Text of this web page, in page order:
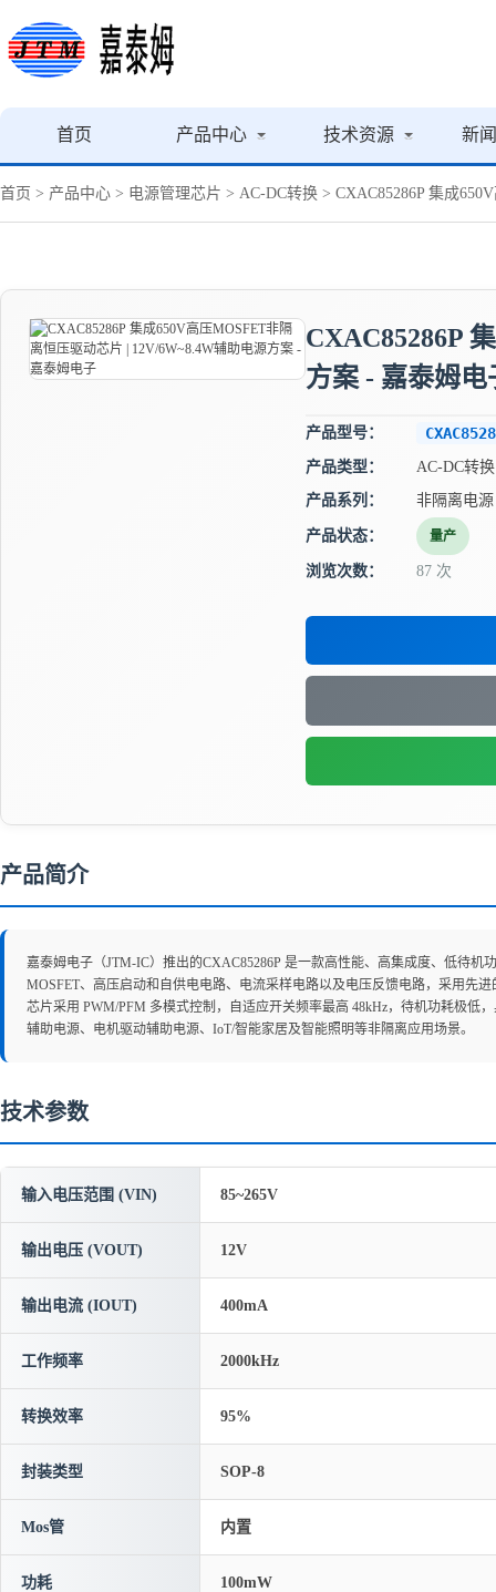
首页 产品中心 技术资源 新
首页 > 产品中心 > 电源管理芯片 > AC-DC转换 > CXAC85286P 集成
CXAC85286P
方案 - 嘉泰姆电
产品型号：
产品类型：
AC-DC转换
产品系列：
非隔离电源
产品状态： 量产
浏览次数： 87 次
产品简介
嘉泰姆电子（JTM-IC）推出的CXAC85286P 是一款高性能、高集成度、低待机
MOSFET、高压启动和自供电电路、电流采样电路以及电压反馈电路，采用先
芯片采用 PWM/PFM 多模式控制，自适应开关频率最高 48kHz，待机功耗极
辅助电源、电机驱动辅助电源、IoT/智能家居及智能照明等非隔离应用场景。
技术参数
输入电压范围 (VIN) 85~265V
输出电压 (VOUT) 12V
输出电流 (IOUT) 400mA
工作频率 2000kHz
转换效率 95%
封装类型 SOP-8
Mos管 内置
功耗 100mW